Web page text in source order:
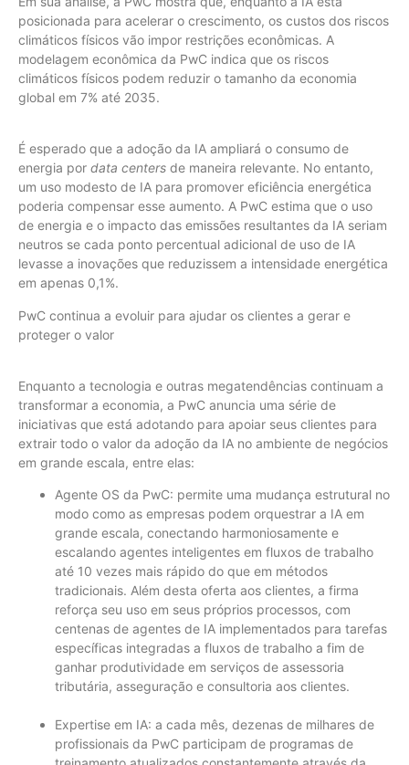
posicionada para acelerar o crescimento, os custos dos riscos
climáticos físicos vão impor restrições econômicas. A
modelagem econômica da PwC indica que os riscos
climáticos físicos podem reduzir o tamanho da economia
global em 7% até 2035.
É esperado que a adoção da IA ampliará o consumo de
energia por data centers de maneira relevante. No entanto,
um uso modesto de IA para promover eficiência energética
poderia compensar esse aumento. A PwC estima que o uso
de energia e o impacto das emissões resultantes da IA seriam
neutros se cada ponto percentual adicional de uso de IA
levasse a inovações que reduzissem a intensidade energética
em apenas 0,1%.
PwC continua a evoluir para ajudar os clientes a gerar e
proteger o valor
Enquanto a tecnologia e outras megatendências continuam a
transformar a economia, a PwC anuncia uma série de
iniciativas que está adotando para apoiar seus clientes para
extrair todo o valor da adoção da IA no ambiente de negócios
em grande escala, entre elas:
Agente OS da PwC: permite uma mudança estrutural no
modo como as empresas podem orquestrar a IA em
grande escala, conectando harmoniosamente e
escalando agentes inteligentes em fluxos de trabalho
até 10 vezes mais rápido do que em métodos
tradicionais. Além desta oferta aos clientes, a firma
reforça seu uso em seus próprios processos, com
centenas de agentes de IA implementados para tarefas
específicas integradas a fluxos de trabalho a fim de
ganhar produtividade em serviços de assessoria
tributária, asseguração e consultoria aos clientes.
Expertise em IA: a cada mês, dezenas de milhares de
profissionais da PwC participam de programas de